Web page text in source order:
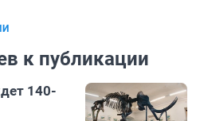
к публикации
140-